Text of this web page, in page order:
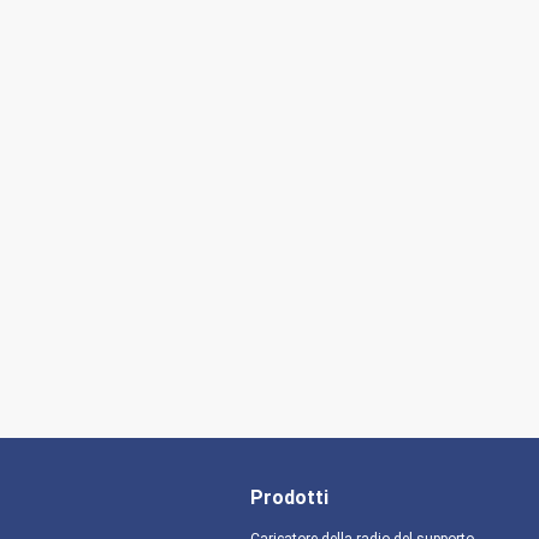
Prodotti